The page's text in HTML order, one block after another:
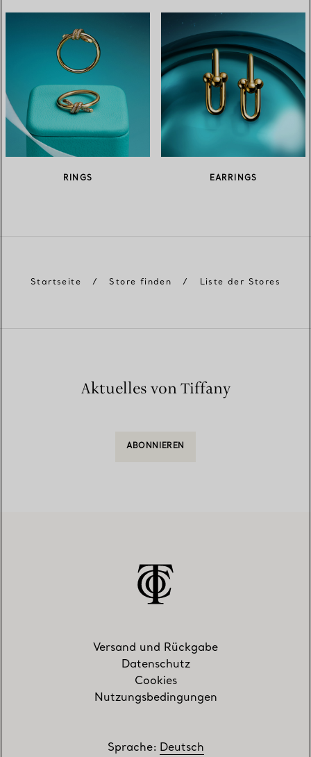
RINGS EARRINGS
Startseite / Store finden / Liste der Stores
Aktuelles von Tiffany
ABONNIEREN
Versand und Rückgabe
Datenschutz
Cookies
Nutzungsbedingungen
Sprache: Deutsch